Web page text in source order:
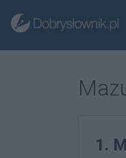
1.